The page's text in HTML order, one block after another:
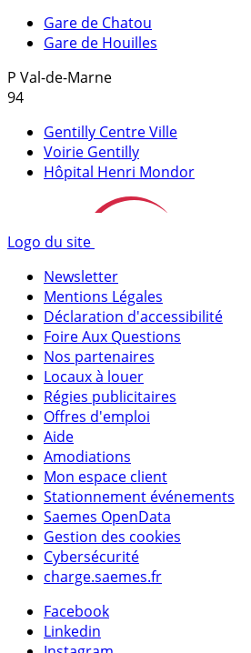
Gare de Chatou
Gare de Houilles
P Val-de-Marne
94
Gentilly Centre Ville
Voirie Gentilly
Hôpital Henri Mondor
Logo du site
Newsletter
Mentions Légales
Déclaration d'accessibilité
Foire Aux Questions
Nos partenaires
Locaux à louer
Régies publicitaires
Offres d'emploi
Aide
Amodiations
Mon espace client
Stationnement événements
Saemes OpenData
Gestion des cookies
Cybersécurité
charge.saemes.fr
Facebook
Linkedin